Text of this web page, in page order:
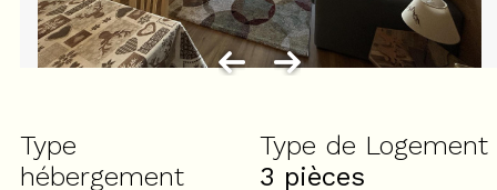
Type
hébergement
Type de Logement
3 pièces